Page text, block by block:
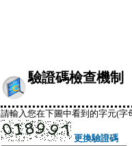
驗證碼檢查機制
請輸入您在下圖中看到的字元(字
更換驗證碼